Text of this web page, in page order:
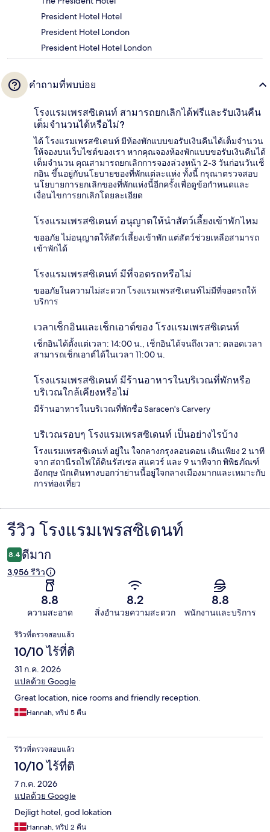
President Hotel Hotel
President Hotel London
President Hotel Hotel London
คำถามที่พบบ่อย
โรงแรมเพรสซิเดนท์ สามารถยกเลิกได้ฟรีและรับเงินคืน
เต็มจำนวนได้หรือไม่?
ได้ โรงแรมเพรสซิเดนท์ มีห้องพักแบบขอรับเงินคืนได้เต็มจำนวน
ให้จองบนเว็บไซต์ของเรา หากคุณจองห้องพักแบบขอรับเงินคืนได้
เต็มจำนวน คุณสามารถยกเลิกการจองล่วงหน้า 2-3 วันก่อนวันเช็
กอิน ขึ้นอยู่กับนโยบายของที่พักแต่ละแห่ง ทั้งนี้ กรุณาตรวจสอบ
นโยบายการยกเลิกของที่พักแห่งนี้อีกครั้งเพื่อดูข้อกำหนดและ
เงื่อนไขการยกเลิกโดยละเอียด
โรงแรมเพรสซิเดนท์ อนุญาตให้นำสัตว์เลี้ยงเข้าพักไหม
ขออภัย ไม่อนุญาตให้สัตว์เลี้ยงเข้าพัก แต่สัตว์ช่วยเหลือสามารถ
เข้าพักได้
โรงแรมเพรสซิเดนท์ มีที่จอดรถหรือไม่
ขออภัยในความไม่สะดวก โรงแรมเพรสซิเดนท์ไม่มีที่จอดรถให้
บริการ
เวลาเช็กอินและเช็กเอาต์ของ โรงแรมเพรสซิเดนท์
เช็กอินได้ตั้งแต่เวลา: 14:00 น., เช็กอินได้จนถึงเวลา: ตลอดเวลา
สามารถเช็กเอาต์ได้ในเวลา 11:00 น.
โรงแรมเพรสซิเดนท์ มีร้านอาหารในบริเวณที่พักหรือ
บริเวณใกล้เคียงหรือไม่
มีร้านอาหารในบริเวณที่พักชื่อ Saracen's Carvery
บริเวณรอบๆ โรงแรมเพรสซิเดนท์ เป็นอย่างไรบ้าง
โรงแรมเพรสซิเดนท์ อยู่ใน ใจกลางกรุงลอนดอน เดินเพียง 2 นาที
จาก สถานีรถไฟใต้ดินรัสเซล สแควร์ และ 9 นาทีจาก พิพิธภัณฑ์
อังกฤษ นักเดินทางบอกว่าย่านนี้อยู่ใจกลางเมืองมากและเหมาะกับ
การท่องเที่ยว
รีวิว
รีวิว โรงแรมเพรสซิเดนท์
8.4 ดีมาก
3,956 รีวิว
8.8
ความสะอาด
8.2
สิ่งอำนวยความสะดวก
8.8
พนักงานและบริการ
รีวิว
รีวิวที่ตรวจสอบแล้ว
10/10 ไร้ที่ติ
31 ก.ค. 2026
แปลด้วย Google
Great location, nice rooms and friendly reception.
Hannah, ทริป 5 คืน
รีวิวที่ตรวจสอบแล้ว
10/10 ไร้ที่ติ
7 ก.ค. 2026
แปลด้วย Google
Dejligt hotel, god lokation
Hannah, ทริป 2 คืน